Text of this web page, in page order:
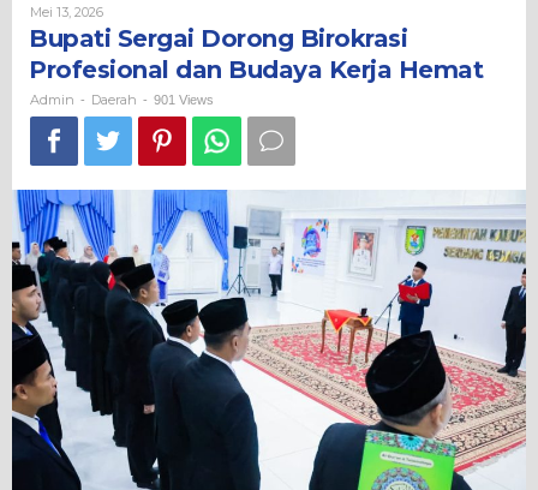
Profesional
Budaya
Kerja
Hemat
Mei 13, 2026Oleh
Admin
Bupati Sergai Dorong Birokrasi
Profesional dan Budaya Kerja Hemat
Admin - Daerah - 901 Views